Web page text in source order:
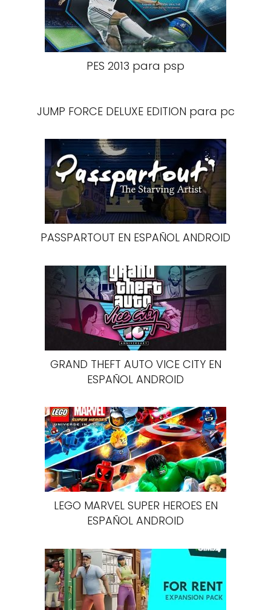
PES 2013 para psp
JUMP FORCE DELUXE EDITION para pc
PASSPARTOUT EN ESPAÑOL ANDROID
GRAND THEFT AUTO VICE CITY EN
ESPAÑOL ANDROID
LEGO MARVEL SUPER HEROES EN
ESPAÑOL ANDROID